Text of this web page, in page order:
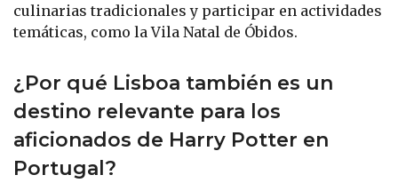
culinarias tradicionales y participar en actividades
temáticas, como la Vila Natal de Óbidos.
¿Por qué Lisboa también es un
destino relevante para los
aficionados de Harry Potter en
Portugal?